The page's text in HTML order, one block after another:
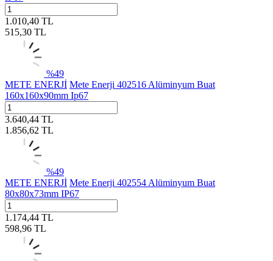
1.010,40 TL
515,30 TL
%49
METE ENERJİ Mete Enerji 402516 Alüminyum Buat
160x160x90mm Ip67
3.640,44 TL
1.856,62 TL
%49
METE ENERJİ Mete Enerji 402554 Alüminyum Buat
80x80x73mm IP67
1.174,44 TL
598,96 TL